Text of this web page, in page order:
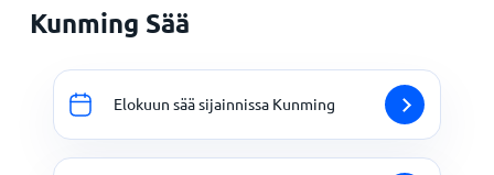
Kunming Sää
Elokuun sää sijainnissa Kunming